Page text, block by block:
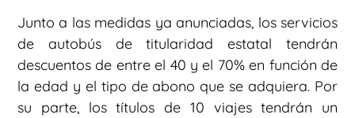
Junto a las medidas ya anunciadas, los servicios
de autobús de titularidad estatal tendrán
descuentos de entre el 40 y el 70% en función de
la edad y el tipo de abono que se adquiera. Por
su parte, los títulos de 10 viajes tendrán un